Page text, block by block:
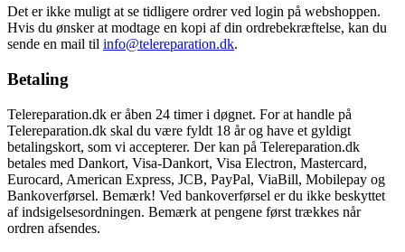
Det er ikke muligt at se tidligere ordrer ved login på webshoppen.
Hvis du ønsker at modtage en kopi af din ordrebekræftelse, kan du
sende en mail til info@telereparation.dk.
Betaling
Telereparation.dk er åben 24 timer i døgnet. For at handle på
Telereparation.dk skal du være fyldt 18 år og have et gyldigt
betalingskort, som vi accepterer. Der kan på Telereparation.dk
betales med Dankort, Visa-Dankort, Visa Electron, Mastercard,
Eurocard, American Express, JCB, PayPal, ViaBill, Mobilepay og
Bankoverførsel. Bemærk! Ved bankoverførsel er du ikke beskyttet
af indsigelsesordningen. Bemærk at pengene først trækkes når
ordren afsendes.